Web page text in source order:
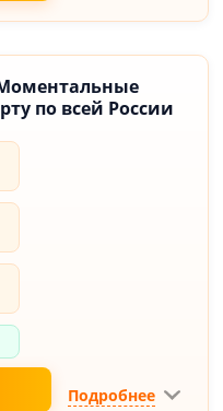
по всей России
Подробнее